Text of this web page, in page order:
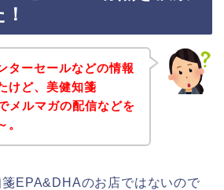
ターセールなどの情報
けど、美健知箋
メルマガの配信などを
。
EPA&DHAのお店ではないので